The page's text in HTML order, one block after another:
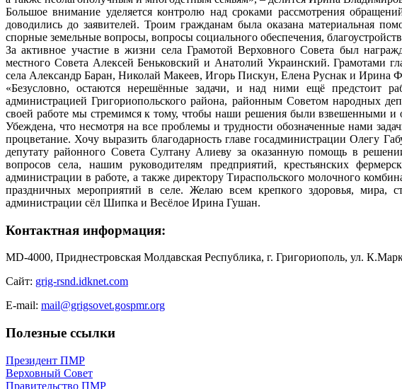
Большое внимание уделяется контролю над сроками рассмотрения
доводились до заявителей. Троим гражданам была оказана материальная
спорные земельные вопросы, вопросы социального обеспечения,
За активное участие в жизни села Грамотой Верховного Совета был
местного Совета Алексей Беньковский и Анатолий Украинский. Грамотами
села Александр Баран, Николай Макеев, Игорь Пискун, Елена Руснак и Ирина
«Безусловно, остаются нерешённые задачи, и над ними ещё предстоит
администрацией Григориопольского района, районным Советом народных
своей работе мы стремимся к тому, чтобы наши решения были взвешенными и
Убеждена, что несмотря на все проблемы и трудности обозначенные нами
процветание. Хочу выразить благодарность главе госадминистрации Олегу
депутату районного Совета Султану Алиеву за оказанную помощь в
вопросов села, нашим руководителям предприятий, крестьянских
администрации в работе, а также директору Тираспольского молочного
праздничных мероприятий в селе. Желаю всем крепкого здоровья, мира,
администрации сёл Шипка и Весёлое Ирина Гушан.
Контактная информация:
MD-4000, Приднестровская Молдавская Республика, г. Григориополь, ул.
Сайт: grig-rsnd.idknet.com
E-mail: mail@grigsovet.gospmr.org
Полезные ссылки
Президент ПМР
Верховный Совет
Правительство ПМР